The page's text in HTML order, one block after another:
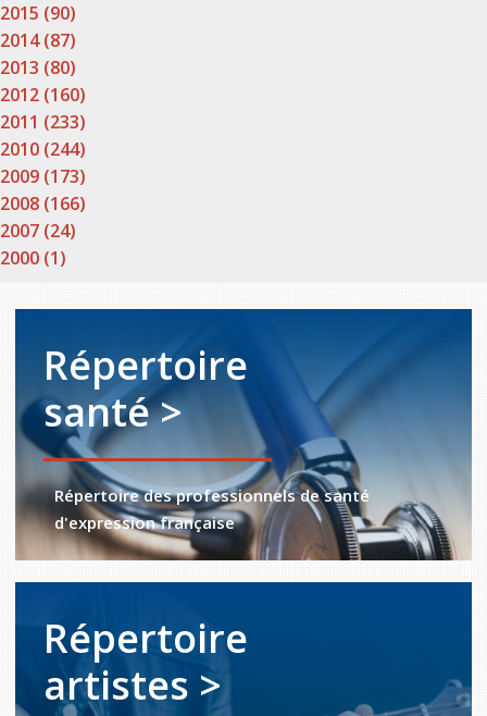
2015 (90)
2014 (87)
2013 (80)
2012 (160)
2011 (233)
2010 (244)
2009 (173)
2008 (166)
2007 (24)
2000 (1)
Répertoire
santé >
Répertoire des professionnels de santé
d'expression française
Répertoire
artistes >